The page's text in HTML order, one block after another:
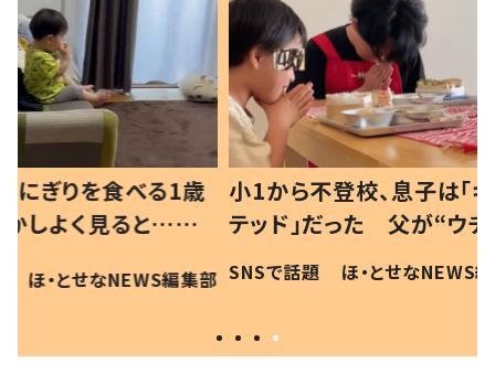
る1歳
…母
現行編集部
小1から不登校、息子は「ギフ
テッド」だった 父が“ウチ給
食”を作り続ける理由とは #令
和の親 #令和の子
SNSで話題 ほ・とせなNEWS編集部
ひ孫に
が、抱
に「涙
方ない」